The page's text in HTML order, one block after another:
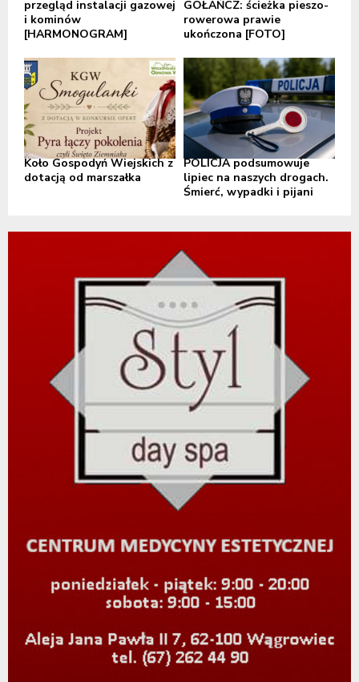
przegląd instalacji gazowej
i kominów
[HARMONOGRAM]
GOŁAŃCZ: ścieżka pieszo-
rowerowa prawie
ukończona [FOTO]
Koło Gospodyń Wiejskich z
dotacją od marszałka
POLICJA podsumowuje
lipiec na naszych drogach.
Śmierć, wypadki i pijani